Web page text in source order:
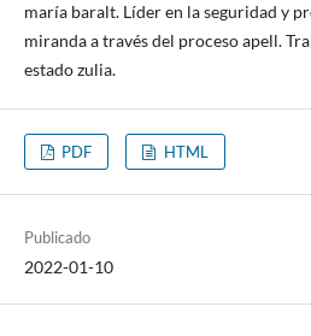
maría baralt. Líder en la seguridad y
miranda a través del proceso apell.
estado zulia.
PDF HTML
Publicado
2022-01-10